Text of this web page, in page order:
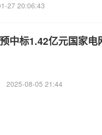
27 20:06:43
中标1.42亿元国家
2025-08-05 21:44